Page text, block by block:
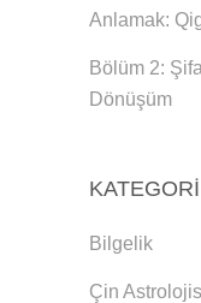
Anlamak:
Bölüm 2:
Dönüşüm
Bilgelik
Çin